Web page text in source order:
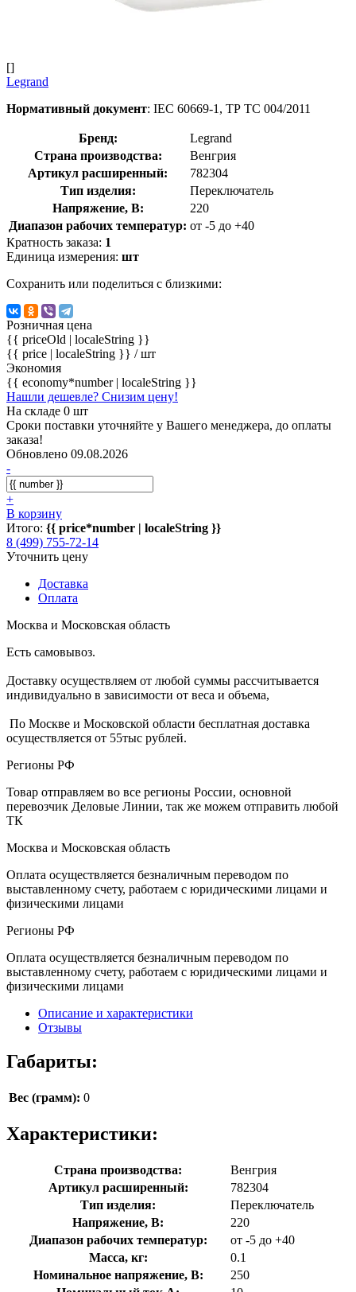
[]
Legrand
Нормативный документ: IEC 60669-1, ТР ТС 004/2011
Бренд:
Legrand
Страна производства:
Венгрия
Артикул расширенный:
782304
Тип изделия:
Переключатель
Напряжение, В:
220
Диапазон рабочих температур: от -5 до +40
Кратность заказа: 1
Единица измерения: шт
Сохранить или поделиться с близкими:
Розничная цена
{{ priceOld | localeString }}
{{ price | localeString }} / шт
Экономия
{{ economy*number | localeString }}
Нашли дешевле? Снизим цену!
На складе 0 шт
Сроки поставки уточняйте у Вашего менеджера, до оплаты
заказа!
Обновлено 09.08.2026
-
+
В корзину
Итого: {{ price*number | localeString }}
8 (499) 755-72-14
Уточнить цену
Доставка
Оплата
Москва и Московская область
Есть самовывоз.
Доставку осуществляем от любой суммы рассчитывается
индивидуально в зависимости от веса и объема,
По Москве и Московской области бесплатная доставка
осуществляется от 55тыс рублей.
Регионы РФ
Товар отправляем во все регионы России, основной
перевозчик Деловые Линии, так же можем отправить любой
ТК
Москва и Московская область
Оплата осуществляется безналичным переводом по
выставленному счету, работаем с юридическими лицами и
физическими лицами
Регионы РФ
Оплата осуществляется безналичным переводом по
выставленному счету, работаем с юридическими лицами и
физическими лицами
Описание и характеристики
Отзывы
Габариты:
Вес (грамм): 0
Характеристики:
Страна производства:
Венгрия
Артикул расширенный:
782304
Тип изделия:
Переключатель
Напряжение, В:
220
Диапазон рабочих температур:
от -5 до +40
Масса, кг:
0.1
Номинальное напряжение, В:
250